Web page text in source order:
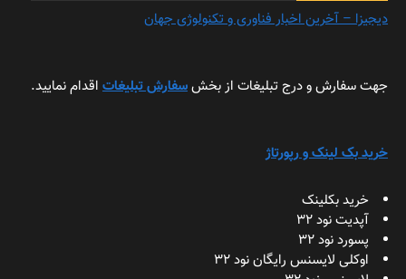
دیجیزا – آخرین اخبار فناوری و تکنولوژی جهان
جهت سفارش و درج تبلیغات از بخشسفارش تبلیغات اقدام نمایید.
خرید بک لینک و رپورتاژ
خرید بکلینک
آپدیت نود 32
پسورد نود 32
اوکلی لایسنس رایگان نود 32